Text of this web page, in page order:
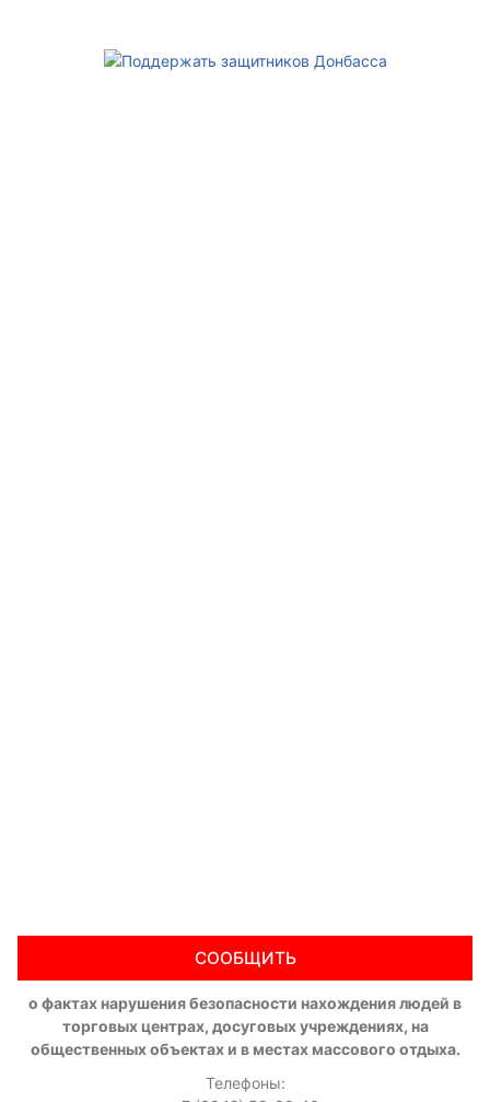
СООБЩИТЬ
о фактах нарушения безопасности нахождения людей в
торговых центрах, досуговых учреждениях, на
общественных объектах и в местах массового отдыха.
Телефоны: